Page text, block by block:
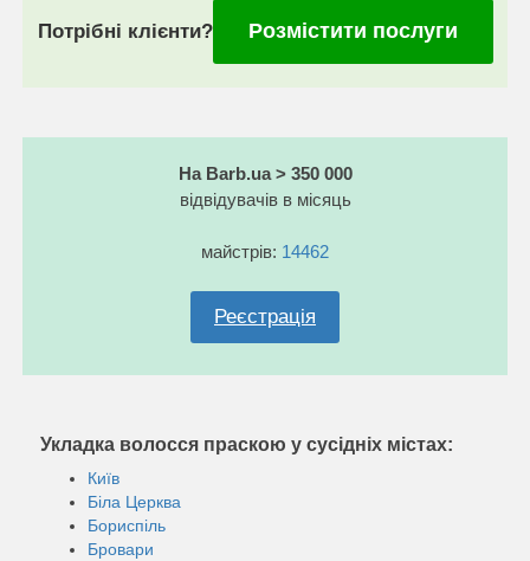
Потрібні клієнти? Розмістити послуги
На Barb.ua > 350 000
відвідувачів в місяць
майстрів: 14462
Реєстрація
Укладка волосся праскою у сусідніх містах:
Київ
Біла Церква
Бориспіль
Бровари